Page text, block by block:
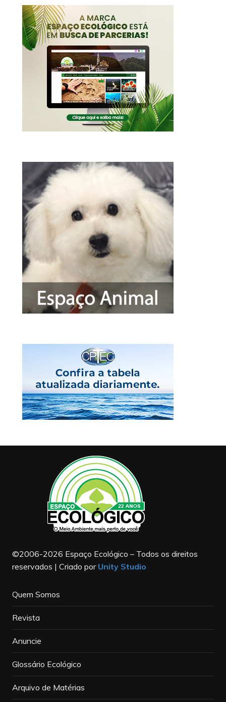
©2006-2026 Espaço Ecológico – Todos os direitos
reservados | Criado por Unity Studio
Quem Somos
Revista
Anuncie
Glossário Ecológico
Arquivo de Matérias